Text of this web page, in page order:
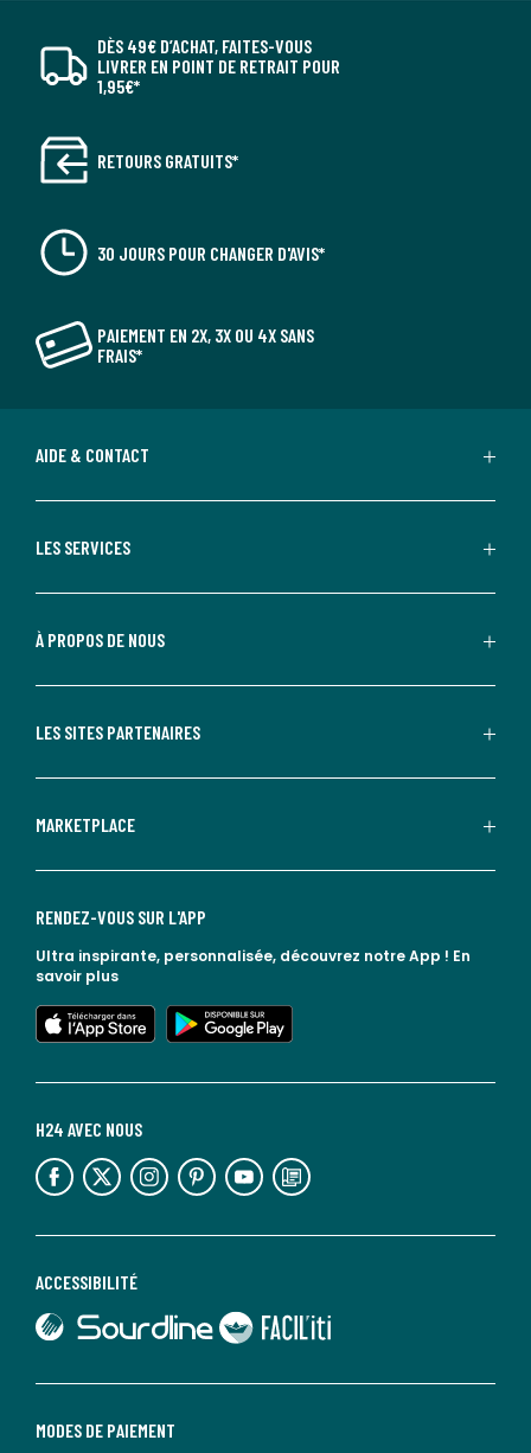
DÈS 49€ D’ACHAT, FAITES-VOUS
LIVRER EN POINT DE RETRAIT POUR
1,95€*
RETOURS GRATUITS*
30 JOURS POUR CHANGER D'AVIS*
PAIEMENT EN 2X, 3X OU 4X SANS
FRAIS*
AIDE & CONTACT
LES SERVICES
À PROPOS DE NOUS
LES SITES PARTENAIRES
MARKETPLACE
MODES DE PAIEMENT
ACCESSIBILITÉ
lien vers Sourdline
lien vers Faciliti
H24 AVEC NOUS
lien vers l'espace réseaux sociaux lien vers l'espace réseaux sociaux lien vers l'espace réseaux sociaux lien vers l'espace réseaux sociaux lien vers l'espace réseaux sociaux lien vers le blog la redoute
RENDEZ-VOUS SUR L'APP
Ultra inspirante, personnalisée, découvrez notre App ! En
savoir plus
lien vers l'app store
lien vers google play